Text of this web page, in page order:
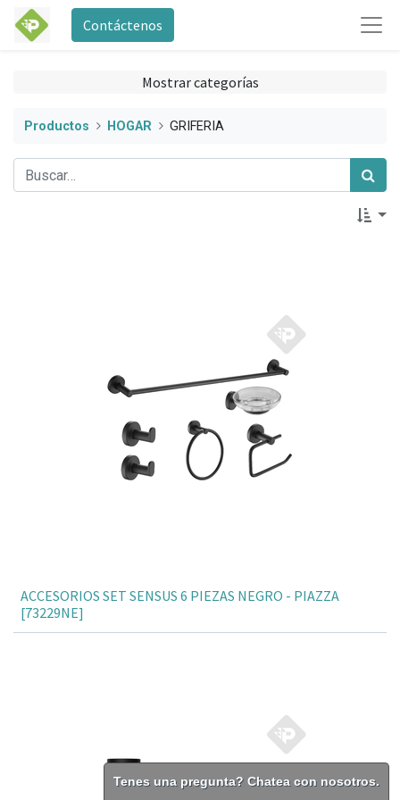
Contáctenos
Mostrar categorías
Productos HOGAR GRIFERIA
ACCESORIOS SET SENSUS 6 PIEZAS NEGRO - PIAZZA
[73229NE]
Tenes una pregunta? Chatea con nosotros.